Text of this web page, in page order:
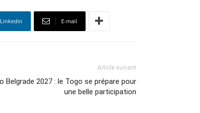
Linkedin E-mail
Article suivant
Belgrade 2027 : le Togo se prépare pour
une belle participation